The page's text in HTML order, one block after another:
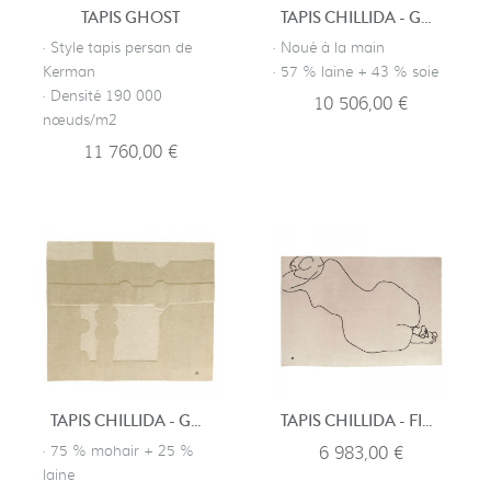
TAPIS GHOST
· Style tapis persan de
Kerman
· Densité 190 000
nœuds/m2
11 760,00 €
TAPIS CHILLIDA - GRAVITACION 1994
· Noué à la main
· 57 % laine + 43 % soie
10 506,00 €
TAPIS CHILLIDA - GRAVITACION 1993
· 75 % mohair + 25 %
laine
TAPIS CHILLIDA - FIGURA HUMANA 1948
6 983,00 €